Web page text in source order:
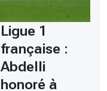
Ligue 1
française :
Abdelli
honoré à